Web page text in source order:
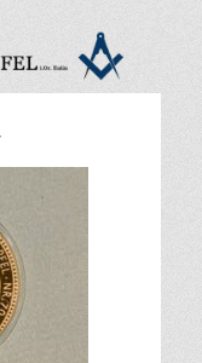
Goldenen
- Freimaurer